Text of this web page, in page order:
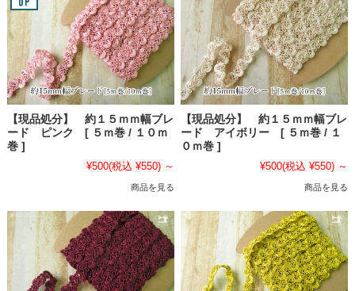
【現品処分】 約１５ｍｍ幅ブレ
ード ピンク [ ５ｍ巻 / １０ｍ
巻 ]
¥500(税込 ¥550) ～
商品を見る
【現品処分】 約１５ｍｍ幅ブレ
ード アイボリー [ ５ｍ巻 / １
０ｍ巻 ]
¥500(税込 ¥550) ～
商品を見る